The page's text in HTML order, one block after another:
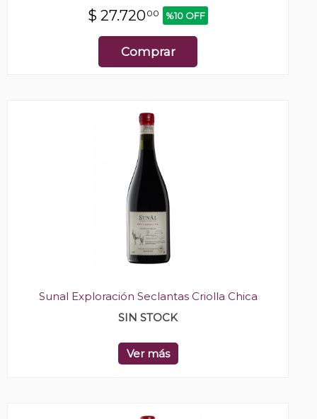
$ 27.72000 %10 OFF
Comprar
Sunal Exploración Seclantas Criolla Chica
SIN STOCK
Ver más